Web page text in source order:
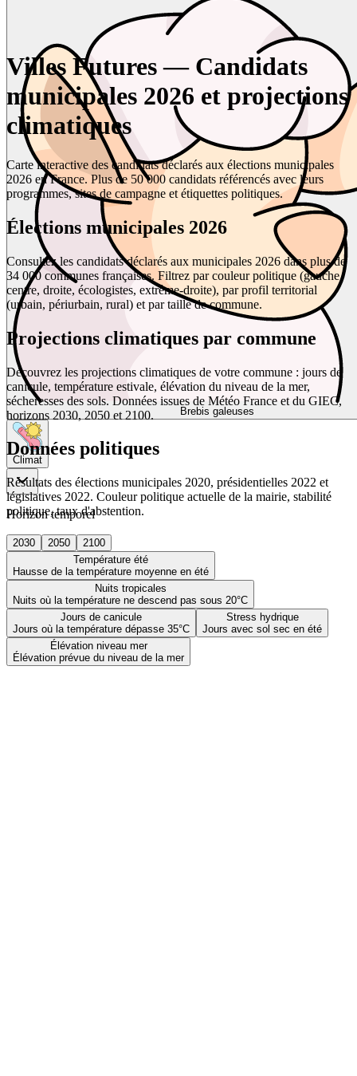
Brebis galeuses
Climat
Horizon temporel
2030 2050
2100
Température été
Hausse de la température moyenne en été
Nuits tropicales
Nuits où la température ne descend pas sous 20°C
Jours de canicule
Jours où la température dépasse 35°C
Stress hydrique
Jours avec sol sec en été
Élévation niveau mer
Élévation prévue du niveau de la mer
Villes Futures — Candidats
municipales 2026 et projections
climatiques
Carte interactive des candidats déclarés aux élections municipales
2026 en France. Plus de 50 000 candidats référencés avec leurs
programmes, sites de campagne et étiquettes politiques.
Élections municipales 2026
Consultez les candidats déclarés aux municipales 2026 dans plus de
34 000 communes françaises. Filtrez par couleur politique (gauche,
centre, droite, écologistes, extrême-droite), par profil territorial
(urbain, périurbain, rural) et par taille de commune.
Projections climatiques par commune
Découvrez les projections climatiques de votre commune : jours de
canicule, température estivale, élévation du niveau de la mer,
sécheresses des sols. Données issues de Météo France et du GIEC,
horizons 2030, 2050 et 2100.
Données politiques
Résultats des élections municipales 2020, présidentielles 2022 et
législatives 2022. Couleur politique actuelle de la mairie, stabilité
politique, taux d'abstention.